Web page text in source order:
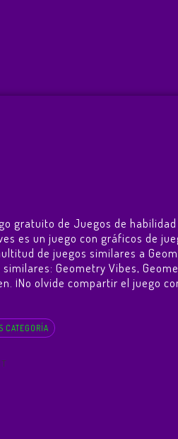
gratuito de Juegos de
es un juego con gráficos de
de juegos similares a
similares: Geometry Vibes,
¡No olvide compartir el juego
CATEGORÍA